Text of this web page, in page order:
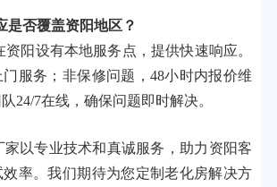
是否覆盖资阳地区？
阳设有本地服务点，提供快速响应。
服务；非保修问题，48小时内报价维
24/7在线，确保问题即时解决。
家以专业技术和真诚服务，助力资阳客
效率。我们期待为您定制老化房解决方